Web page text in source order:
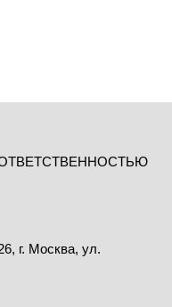
г. Москва, ул.